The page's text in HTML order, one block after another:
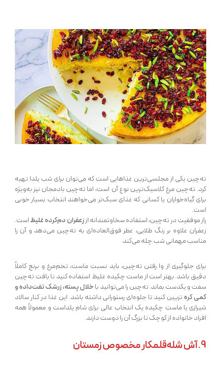
ته‌چین یکی از مجلسی‌ترین غذاهایی است که می‌توان برای شب یلدا تهیه
کرد. ته‌چین مرغ کلاسیک‌ترین نوع آن است، اما ته‌چین بادمجان نیز به‌ویژه
برای گیاه‌خواران یا کسانی که غذای سبک‌تر می‌خواهند انتخاب بسیار خوبی
است.
راز موفقیت در ته‌چین، استفاده سخاوتمندانه اززعفران دم‌کرده غلیظاست.
زعفران علاوه بر رنگ طلایی، عطر فوق‌العاده‌ای به ته‌چین می‌دهد و آن را
مناسب مهمانی شب چله می‌کند.
برای جلوگیری از وا رفتن ته‌چین، باید نسبت ماست، تخم‌مرغ و برنج کاملاً
دقیق باشد. بهتر است از ماست چکیده غلیظ استفاده کنید تا بافت ته‌چین
سفت و یکدست بماند. ته‌چین را می‌توانید باخلال پسته، زرشک تفت‌داده و
کمی کرهتزیین کنید تا جلوه‌ای رستورانی داشته باشد. این غذا در کنار سالاد
شیرازی یا ماست چکیده یک انتخاب عالی برای شام یلداست و معمولاً همه
افراد خانواده از کوچک تا بزرگ آن را دوست دارند.
9. آش شله‌قلمکار مخصوص زمستان